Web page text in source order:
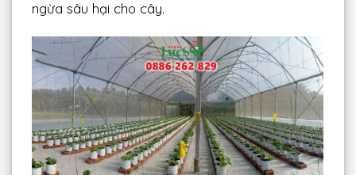
ngừa sâu hại cho cây.